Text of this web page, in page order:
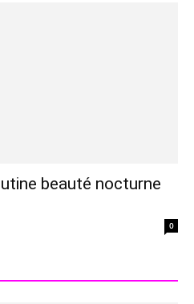
beauté nocturne
0